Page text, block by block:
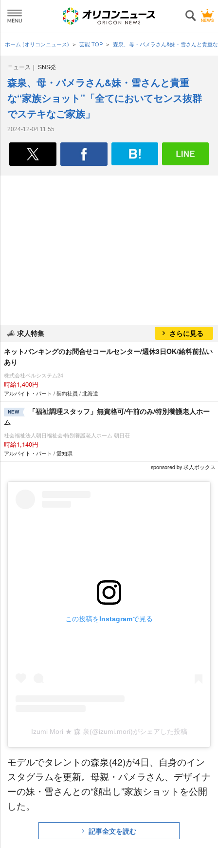
ホーム (オリコンニュース) 芸能 TOP 森泉、母・パメラさん&妹・雪さんと貴重
ニュース SNS発
森泉、母・パメラさん&妹・雪さんと貴重
な“家族ショット”「全てにおいてセンス抜群
でステキなご家族」
2024-12-04 11:55
求人特集
さらに見る
ネットバンキングのお問合せコールセンター/週休3日OK/給料前払い
あり
株式会社ベルシステム24
時給1,400円
アルバイト・パート / 契約社員 / 北海道
NEW
「福祉調理スタッフ」無資格可/午前のみ/特別養護老人ホー
ム
社会福祉法人朝日福祉会/特別養護老人ホーム 朝日荘
時給1,140円
アルバイト・パート / 愛知県
sponsored by 求人ボックス
この投稿をInstagramで見る
Izumi Mori ★ 森 泉(@izumi.mori)がシェアした投稿
モデルでタレントの森泉(42)が4日、自身のイン
スタグラムを更新。母親・パメラさん、デザイナ
ーの妹・雪さんとの“顔出し”家族ショットを公開
した。
記事全文を読む